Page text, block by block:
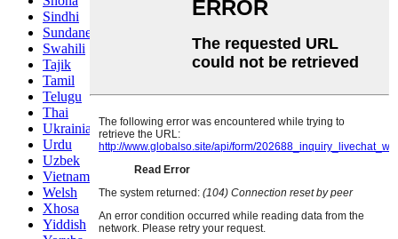
Sindhi
Sundanese
Swahili
Tajik
Tamil
Telugu
Thai
Ukrainian
Urdu
Uzbek
Vietnamese
Welsh
Xhosa
Yiddish